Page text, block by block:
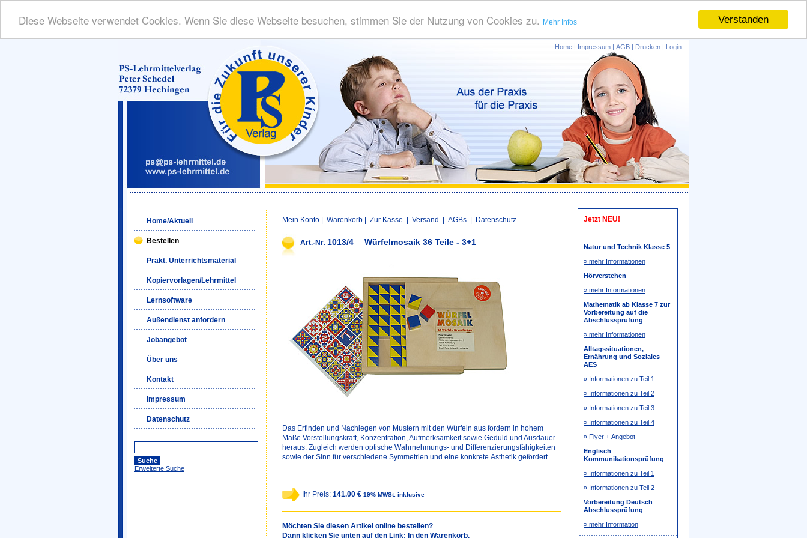
Verstanden
Diese Webseite verwendet Cookies. Wenn Sie diese Webseite besuchen, stimmen Sie der Nutzung von Cookies zu. Mehr Infos
Home | Impressum | AGB | Drucken | Login
Home/Aktuell
Bestellen
Prakt. Unterrichtsmaterial
Kopiervorlagen/Lehrmittel
Lernsoftware
Außendienst anfordern
Jobangebot
Über uns
Kontakt
Impressum
Datenschutz
Erweiterte Suche
Mein Konto Warenkorb Zur Kasse Versand AGBs Datenschutz
Art.-Nr. 1013/4 Würfelmosaik 36 Teile - 3+1
Das Erfinden und Nachlegen von Mustern mit den Würfeln aus fordern in hohem
Maße Vorstellungskraft, Konzentration, Aufmerksamkeit sowie Geduld und Ausdauer
heraus. Zugleich werden optische Wahrnehmungs- und Differenzierungsfähigkeiten
sowie der Sinn für verschiedene Symmetrien und eine konkrete Ästhetik gefördert.
Ihr Preis: 141.00 € 19% MWSt. inklusive
Möchten Sie diesen Artikel online bestellen?
Dann klicken Sie unten auf den Link: In den Warenkorb.
Jetzt NEU!
Natur und Technik Klasse 5
» mehr Informationen
Hörverstehen
» mehr Informationen
Mathematik ab Klasse 7 zur
Vorbereitung auf die
Abschlussprüfung
» mehr Informationen
Alltagssituationen,
Ernährung und Soziales
AES
» Informationen zu Teil 1
» Informationen zu Teil 2
» Informationen zu Teil 3
» Informationen zu Teil 4
» Flyer + Angebot
Englisch
Kommunikationsprüfung
» Informationen zu Teil 1
» Informationen zu Teil 2
Vorbereitung Deutsch
Abschlussprüfung
» mehr Information